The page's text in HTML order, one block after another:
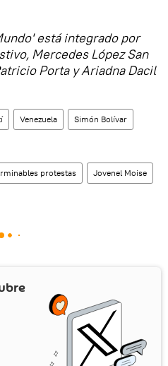
está integrado por
Mercedes López San
Porta y Ariadna Dacil
Venezuela Simón Bolívar
protestas Jovenel Moise